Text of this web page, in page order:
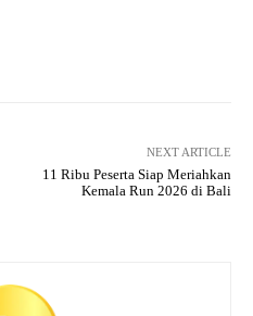
NEXT ARTICLE
11 Ribu Peserta Siap Meriahkan
Kemala Run 2026 di Bali